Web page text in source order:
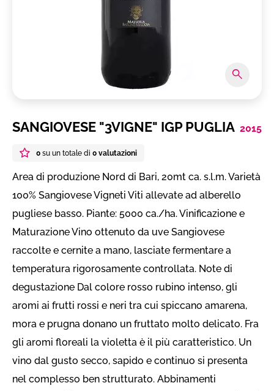
SANGIOVESE "3VIGNE" IGP PUGLIA 2015
0 su un totale di 0 valutazioni
Area di produzione Nord di Bari, 20mt ca. s.l.m. Varietà
100% Sangiovese Vigneti Viti allevate ad alberello
pugliese basso. Piante: 5000 ca./ha. Vinificazione e
Maturazione Vino ottenuto da uve Sangiovese
raccolte e cernite a mano, lasciate fermentare a
temperatura rigorosamente controllata. Note di
degustazione Dal colore rosso rubino intenso, gli
aromi ai frutti rossi e neri tra cui spiccano amarena,
mora e prugna donano un fruttato molto delicato. Fra
gli aromi floreali la violetta è il più caratteristico. Un
vino dal gusto secco, sapido e continuo si presenta
nel complesso ben strutturato. Abbinamenti